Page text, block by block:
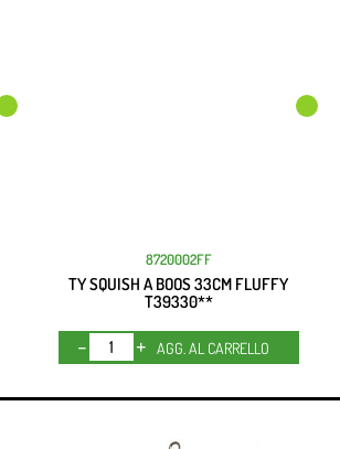
8720002FF
TY SQUISH A BOOS 33CM FLUFFY
T39330**
Quantità
AGG. AL CARRELLO